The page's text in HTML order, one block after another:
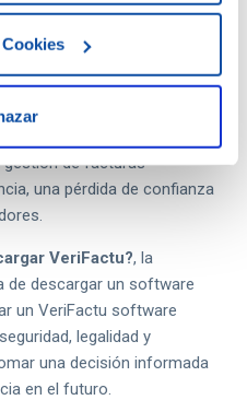
necesarias en
ni la funcionalidad
Antifraude y VeriFactu.
de facturas
una pérdida de confianza
VeriFactu?, la
de descargar un software
un VeriFactu software
legalidad y
una decisión informada
en el futuro.